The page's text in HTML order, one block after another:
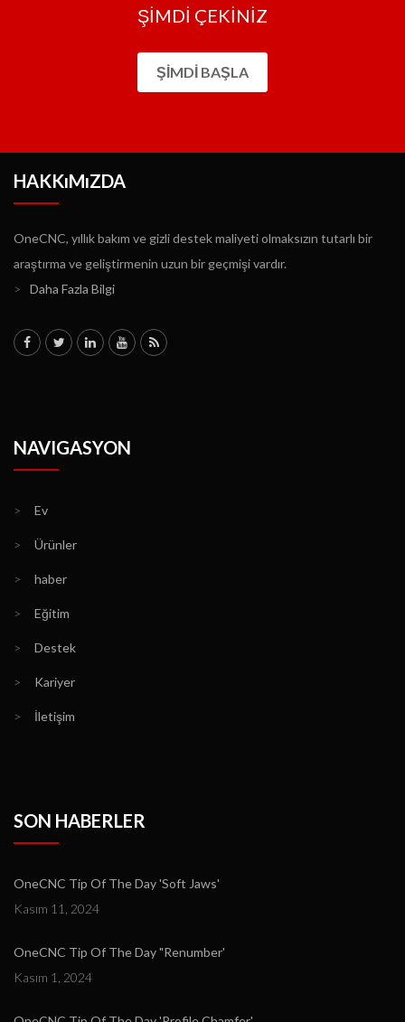
ŞİMDİ ÇEKİNİZ
ŞIMDI BAŞLA
HAKKıMıZDA
OneCNC, yıllık bakım ve gizli destek maliyeti olmaksızın tutarlı bir
araştırma ve geliştirmenin uzun bir geçmişi vardır.
>
Daha Fazla Bilgi
NAVIGASYON
> Ev
> Ürünler
> haber
> Eğitim
> Destek
> Kariyer
> İletişim
SON HABERLER
OneCNC Tip Of The Day 'Soft Jaws'
Kasım 11, 2024
OneCNC Tip Of The Day "Renumber'
Kasım 1, 2024